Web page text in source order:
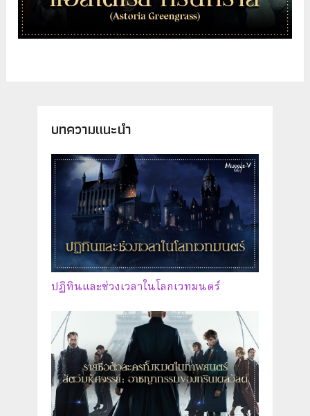
บทความแนะนำ
ปฏิทินและช่วงเวลาในโลกเวทมนตร์